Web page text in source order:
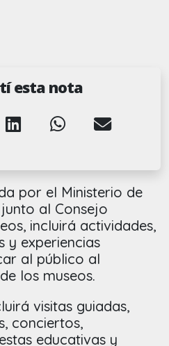
esta nota
por el Ministerio de
al Consejo
incluirá actividades,
y experiencias
al público al
los museos.
visitas guiadas,
conciertos,
educativas y